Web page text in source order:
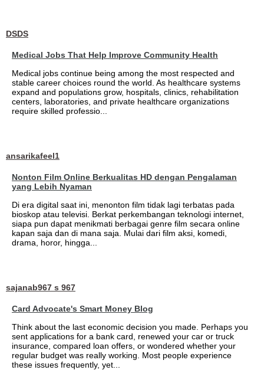
DSDS
Medical Jobs That Help Improve Community Health
Medical jobs continue being among the most respected and
stable career choices round the world. As healthcare systems
expand and populations grow, hospitals, clinics, rehabilitation
centers, laboratories, and private healthcare organizations
require skilled professio...
ansarikafeel1
Nonton Film Online Berkualitas HD dengan Pengalaman
yang Lebih Nyaman
Di era digital saat ini, menonton film tidak lagi terbatas pada
bioskop atau televisi. Berkat perkembangan teknologi internet,
siapa pun dapat menikmati berbagai genre film secara online
kapan saja dan di mana saja. Mulai dari film aksi, komedi,
drama, horor, hingga...
sajanab967 s 967
Card Advocate's Smart Money Blog
Think about the last economic decision you made. Perhaps you
sent applications for a bank card, renewed your car or truck
insurance, compared loan offers, or wondered whether your
regular budget was really working. Most people experience
these issues frequently, yet...